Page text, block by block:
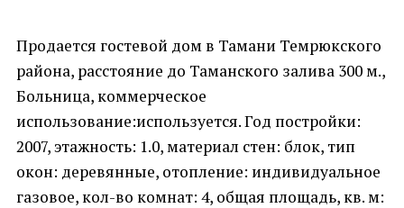
Продается гостевой дом в Тамани Темрюкского
района, расстояние до Таманского залива 300 м.,
Больница, коммерческое
использование:используется. Год постройки:
2007, этажность: 1.0, материал стен: блок, тип
окон: деревянные, отопление: индивидуальное
газовое, кол-во комнат: 4, общая площадь, кв. м: